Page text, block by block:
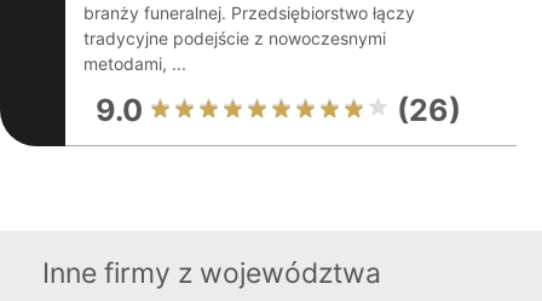
branży funeralnej. Przedsiębiorstwo łączy
tradycyjne podejście z nowoczesnymi
metodami, ...
9.0 (26)
Inne firmy z województwa